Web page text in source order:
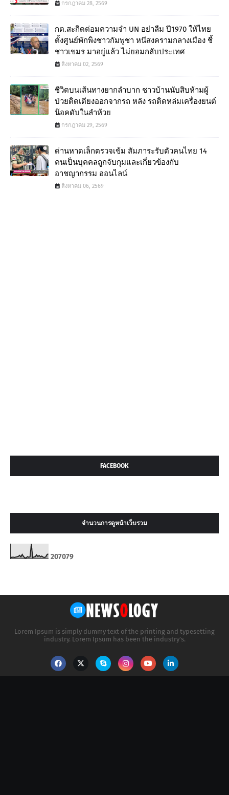
กรกฎาคม 28, 2569
กต.สะกิดต่อมความจำ UN อย่าลืม ปี1970 ให้ไทย
ตั้งศูนย์พักพิงชาวกัมพูชา หนีสงครามกลางเมือง ชี้
ชาวเขมร มาอยู่แล้ว ไม่ยอมกลับประเทศ
สิงหาคม 02, 2569
ชีวิตบนเส้นทางยากลำบาก ชาวบ้านนับสิบห้ามผู้
ป่วยติดเตียงออกจากรถ หลัง รถติดหล่มเครื่องยนต์
น๊อคดับในลำห้วย
กรกฎาคม 29, 2569
ด่านหาดเล็กตรวจเข้ม สัมภาระรับตัวคนไทย 14
คนเป็นบุคคลถูกจับกุมและเกี่ยวข้องกับ
อาชญากรรม ออนไลน์
สิงหาคม 06, 2569
FACEBOOK
จำนวนการดูหน้าเว็บรวม
207079
Lorem Ipsum is simply dummy text of the printing and typesetting
industry. Lorem Ipsum has been the industry's.